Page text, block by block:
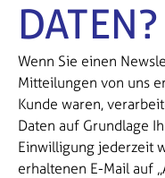
DATEN?
Wenn Sie einen
Mitteilungen von uns
Kunde waren,
Daten auf Grundlage
Einwilligung jederzeit
erhaltenen E-Mail auf